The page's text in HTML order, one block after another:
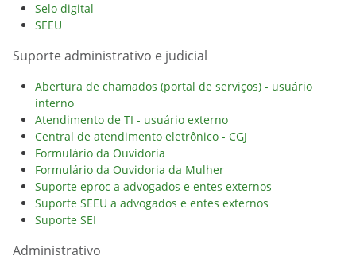
Selo digital
SEEU
Suporte administrativo e judicial
Abertura de chamados (portal de serviços) - usuário
interno
Atendimento de TI - usuário externo
Central de atendimento eletrônico - CGJ
Formulário da Ouvidoria
Formulário da Ouvidoria da Mulher
Suporte eproc a advogados e entes externos
Suporte SEEU a advogados e entes externos
Suporte SEI
Administrativo